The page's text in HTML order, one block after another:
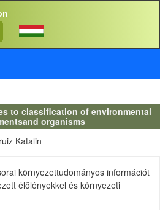
to classification of environmental
organisms
Katalin
környezettudományos információt
élőlényekkel és környezeti